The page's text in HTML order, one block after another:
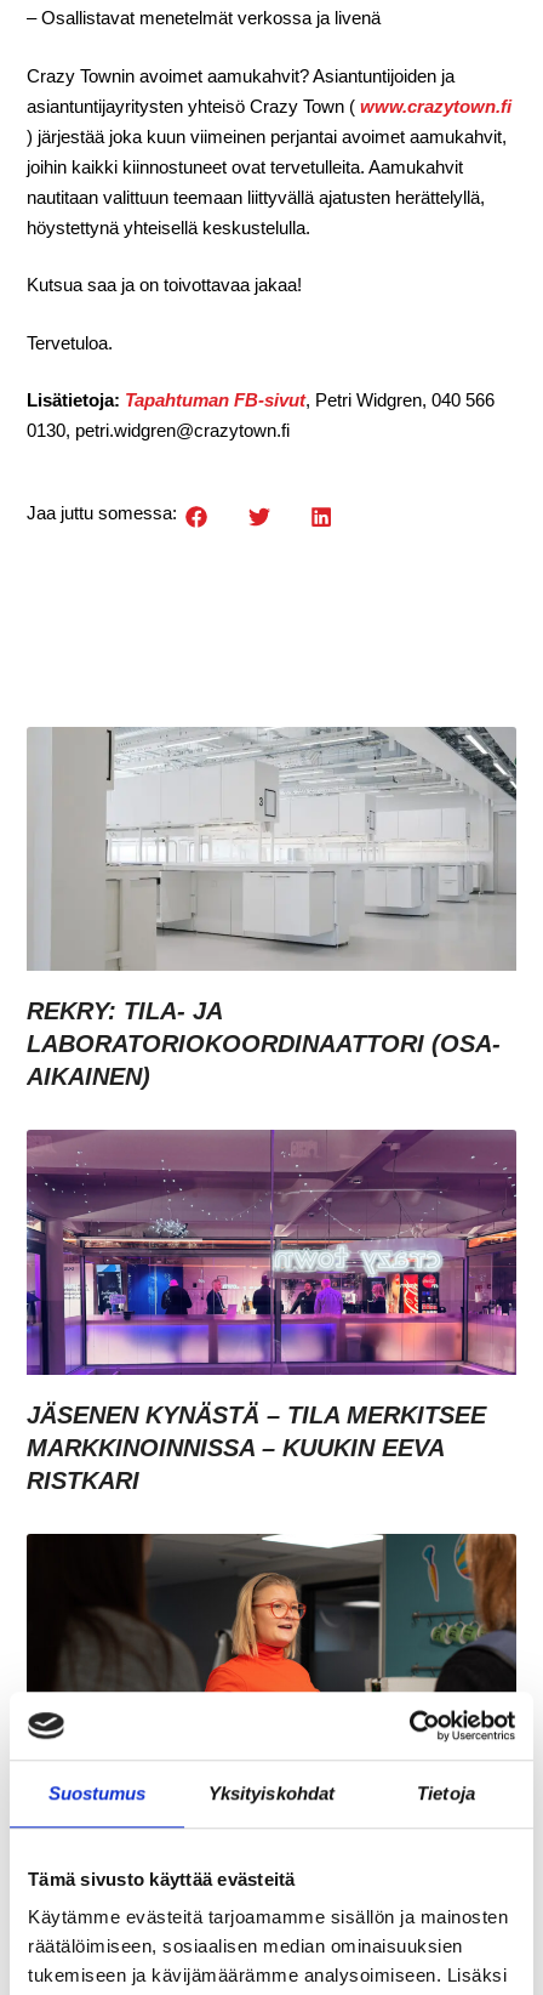
Suostumus Yksityiskohdat Tietoja
Tämä sivusto käyttää evästeitä
Käytämme evästeitä tarjoamamme sisällön ja mainosten
räätälöimiseen, sosiaalisen median ominaisuuksien
tukemiseen ja kävijämäärämme analysoimiseen. Lisäksi
– Osallistavat menetelmät verkossa ja livenä
Crazy Townin avoimet aamukahvit? Asiantuntijoiden ja
asiantuntijayritysten yhteisö Crazy Town (www.crazytown.fi
) järjestää joka kuun viimeinen perjantai avoimet aamukahvit,
joihin kaikki kiinnostuneet ovat tervetulleita. Aamukahvit
nautitaan valittuun teemaan liittyvällä ajatusten herättelyllä,
höystettynä yhteisellä keskustelulla.
Kutsua saa ja on toivottavaa jakaa!
Tervetuloa.
Lisätietoja: Tapahtuman FB-sivut, Petri Widgren, 040 566
0130, petri.widgren@crazytown.fi
Jaa juttu somessa:
REKRY: TILA- JA
LABORATORIOKOORDINAATTORI (OSA-
AIKAINEN)
JÄSENEN KYNÄSTÄ – TILA MERKITSEE
MARKKINOINNISSA – KUUKIN EEVA
RISTKARI
MYYNTI